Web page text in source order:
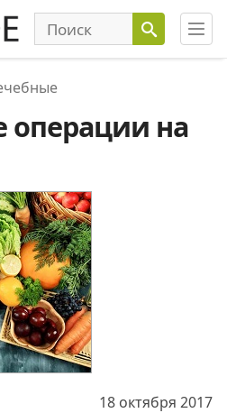
операции на
18 октября 2017